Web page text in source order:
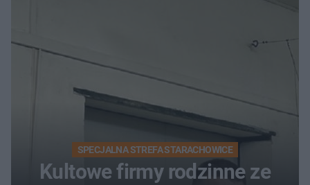
SPECJALNA STREFA STARACHOWICE
Kultowe firmy rodzinne ze